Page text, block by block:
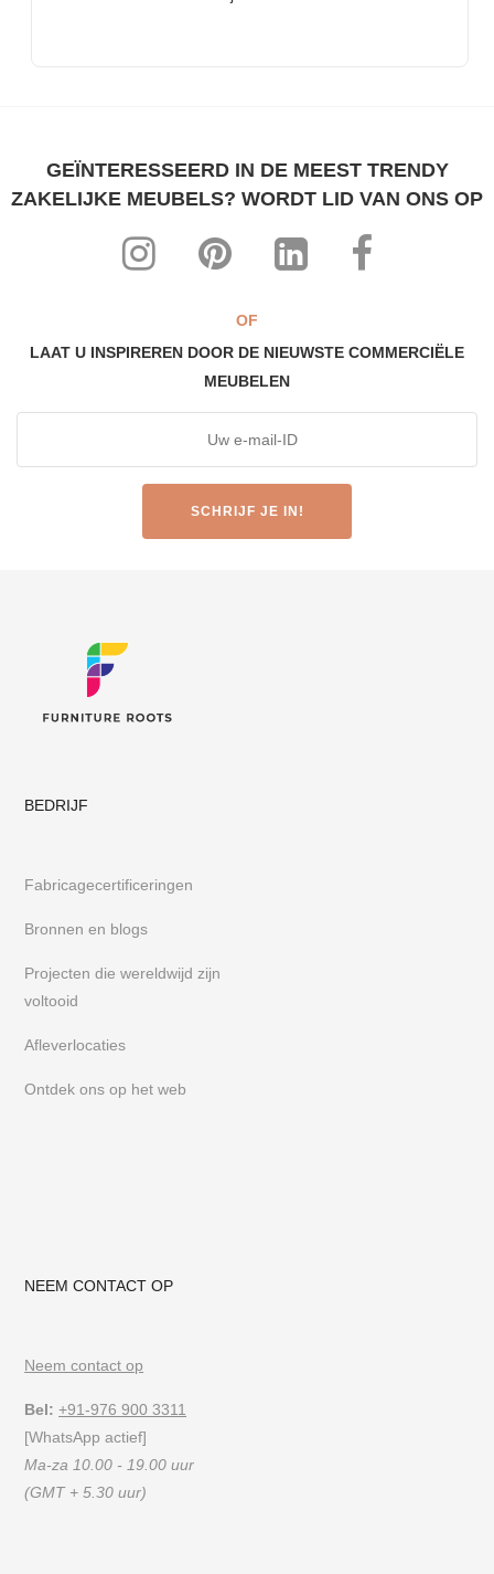
GEÏNTERESSEERD IN DE MEEST TRENDY
ZAKELIJKE MEUBELS? WORDT LID VAN ONS OP
OF
LAAT U INSPIREREN DOOR DE NIEUWSTE COMMERCIËLE
MEUBELEN
BEDRIJF
Fabricagecertificeringen
Bronnen en blogs
Projecten die wereldwijd zijn
voltooid
Afleverlocaties
Ontdek ons op het web
NEEM CONTACT OP
Neem contact op
Bel: +91-976 900 3311
[WhatsApp actief]
Ma-za 10.00 - 19.00 uur
(GMT + 5.30 uur)